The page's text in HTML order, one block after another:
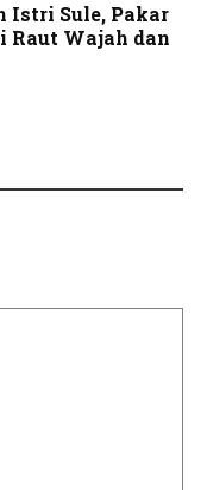
Sule, Pakar
Raut Wajah dan